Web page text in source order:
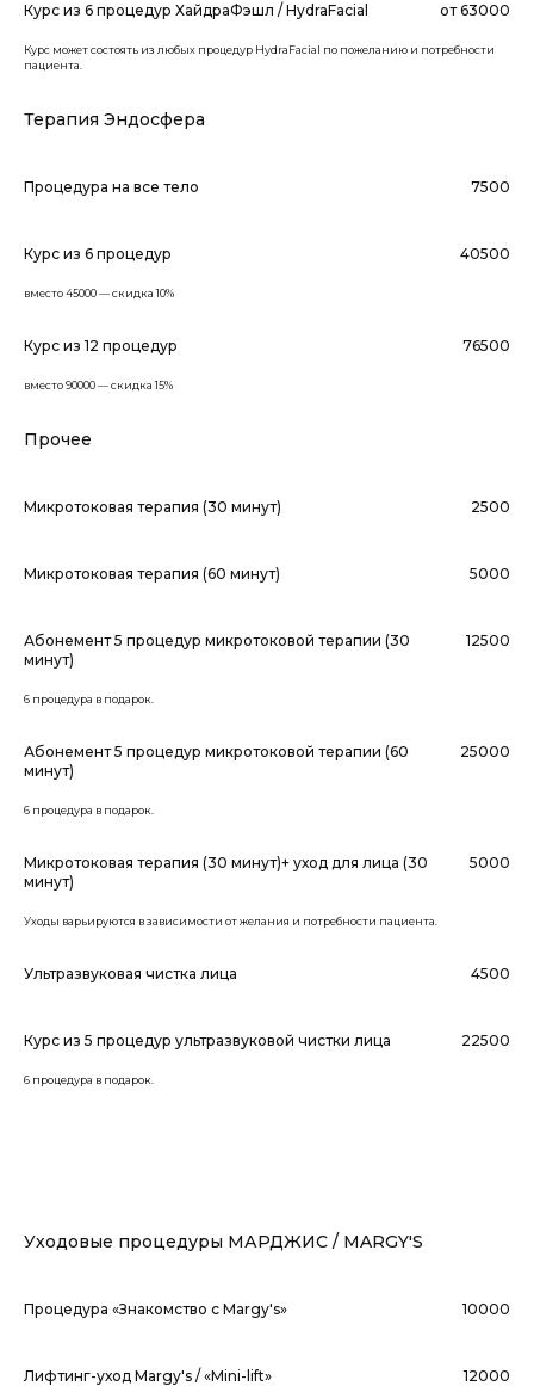
Курс из 6 процедур ХайдраФэшл / HydraFacial от 63000
Курс может состоять из любых процедур HydraFacial по пожеланию и потребности
пациента.
Терапия Эндосфера
Процедура на все тело 7500
Курс из 6 процедур 40500
вместо 45000 — скидка 10%
Курс из 12 процедур 76500
вместо 90000 — скидка 15%
Прочее
Микротоковая терапия (30 минут) 2500
Микротоковая терапия (60 минут) 5000
Абонемент 5 процедур микротоковой терапии (30
минут)
12500
6 процедура в подарок.
Абонемент 5 процедур микротоковой терапии (60
минут)
25000
6 процедура в подарок.
Микротоковая терапия (30 минут)+ уход для лица (30
минут)
5000
Уходы варьируются в зависимости от желания и потребности пациента.
Ультразвуковая чистка лица 4500
Курс из 5 процедур ультразвуковой чистки лица 22500
6 процедура в подарок.
Уходовые процедуры МАРДЖИС / MARGY'S
Процедура «Знакомство с Margy's» 10000
Лифтинг-уход Margy's / «Mini-lift» 12000